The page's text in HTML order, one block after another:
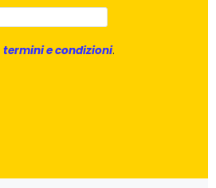
termini e condizioni.